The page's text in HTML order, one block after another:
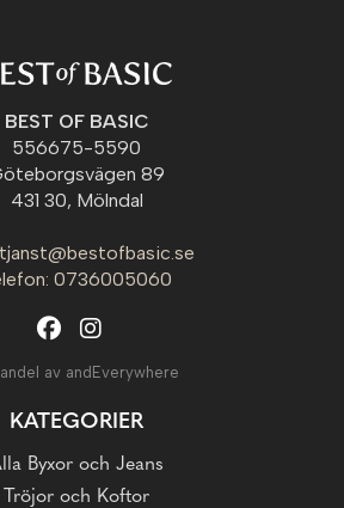
BEST OF BASIC
556675-5590
89
431 30, Mölndal
0736005060
av andEverywhere
KATEGORIER
Byxor och Jeans
Tröjor och Koftor